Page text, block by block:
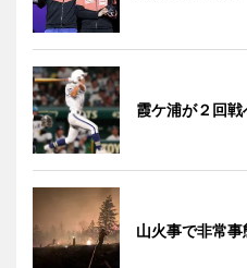
霞ケ浦が２回
山火事で非常